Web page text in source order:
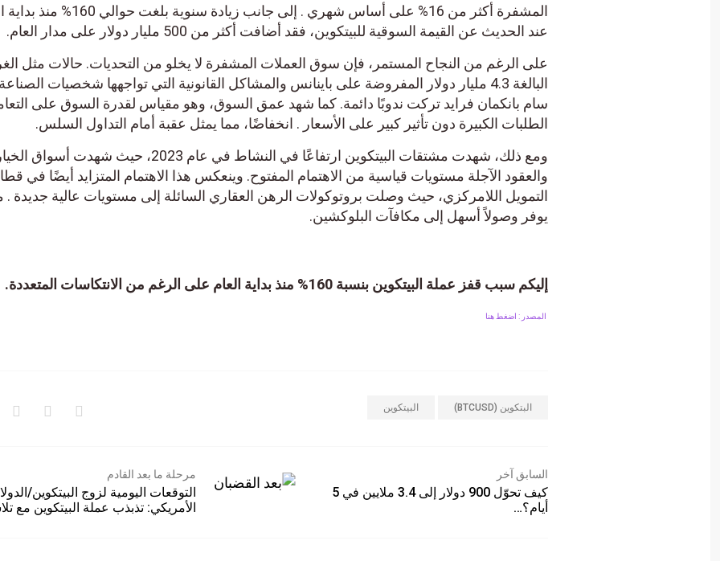
المشفرة أكثر من 16% على أساس شهري . إلى جانب زيادة سنوية بلغت
عند الحديث عن القيمة السوقية للبيتكوين، فقد أضافت أكثر من 500 مليار دولار على مدار العام.
على الرغم من النجاح المستمر، فإن سوق العملات المشفرة لا يخلو من التحديات. حالات مثل
البالغة 4.3 مليار دولار المفروضة على باينانس والمشاكل القانونية التي تواجهها شخصيات
سام بانكمان فرايد تركت ندوبًا دائمة. كما شهد عمق السوق، وهو مقياس لقدرة السوق على
الطلبات الكبيرة دون تأثير كبير على الأسعار . انخفاضًا، مما يمثل عقبة أمام التداول السلس.
ومع ذلك، شهدت مشتقات البيتكوين ارتفاعًا في النشاط في عام 2023، حيث شهدت
والعقود الآجلة مستويات قياسية من الاهتمام المفتوح. وينعكس هذا الاهتمام المتزايد أيضًا في
التمويل اللامركزي، حيث وصلت بروتوكولات الرهن العقاري السائلة إلى مستويات عالية جديدة .
يوفر وصولاً أسهل إلى مكافآت البلوكشين.
إليكم سبب قفز عملة البيتكوين بنسبة 160% منذ بداية العام على الرغم من الانتكاسات المتعددة.
المصدر : اضغط هنا
البتكوين (BTCUSD) البيتكوين
السابق آخر
كيف تحوّل 900 دولار إلى 3.4 ملايين في 5
أيام؟…
مرحلة ما بعد القادم
التوقعات اليومية لزوج البيتكوين/
الأمريكي: تذبذب عملة البيتكوين مع